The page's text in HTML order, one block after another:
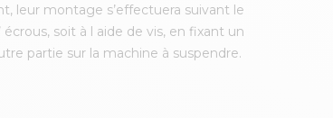
leur montage s’effectuera suivant le
écrous, soit à l aide de vis, en fixant un
partie sur la machine à suspendre.